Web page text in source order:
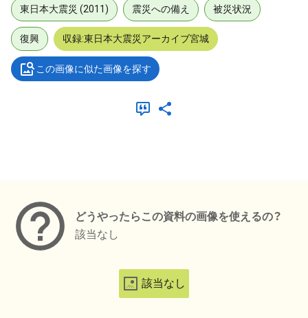
東日本大震災 (2011) 震災への備え 被災状況
復興 収録:東日本大震災アーカイブ宮城
この画像に似た画像を探す
どうやったらこの資料の画像を使えるの？
該当なし
該当なし